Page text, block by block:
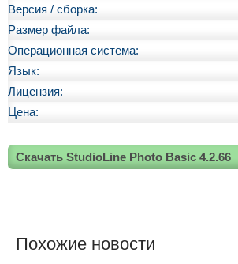
Версия / сборка:
Размер файла:
Операционная система:
Язык:
Лицензия:
Цена:
Скачать StudioLine Photo Basic 4.2.66
Похожие новости